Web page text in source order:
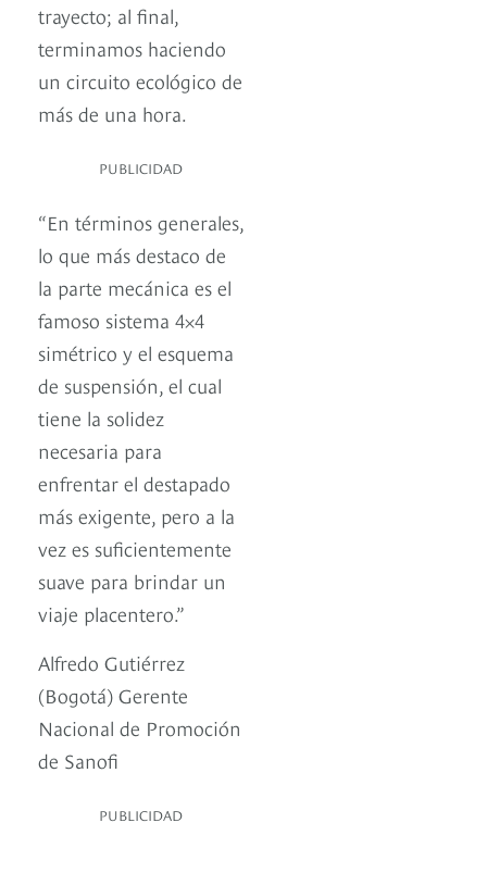
trayecto; al final,
terminamos haciendo
un circuito ecológico de
más de una hora.
PUBLICIDAD
“En términos generales,
lo que más destaco de
la parte mecánica es el
famoso sistema 4×4
simétrico y el esquema
de suspensión, el cual
tiene la solidez
necesaria para
enfrentar el destapado
más exigente, pero a la
vez es suficientemente
suave para brindar un
viaje placentero.”
Alfredo Gutiérrez
(Bogotá) Gerente
Nacional de Promoción
de Sanofi
PUBLICIDAD